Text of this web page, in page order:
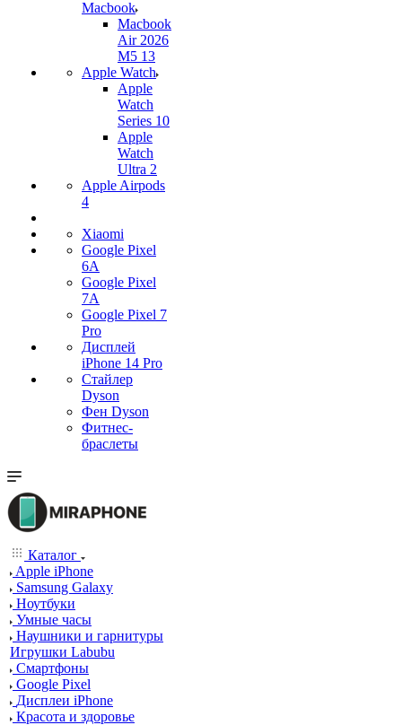
Macbook
Macbook
Air 2026
M5 13
Apple Watch
Apple
Watch
Series 10
Apple
Watch
Ultra 2
Apple Airpods
4
Xiaomi
Google Pixel
6A
Google Pixel
7А
Google Pixel 7
Pro
Дисплей
iPhone 14 Pro
Стайлер
Dyson
Фен Dyson
Фитнес-
браслеты
Каталог
Apple iPhone
Samsung Galaxy
Ноутбуки
Умные часы
Наушники и гарнитуры
Игрушки Labubu
Смартфоны
Google Pixel
Дисплеи iPhone
Красота и здоровье